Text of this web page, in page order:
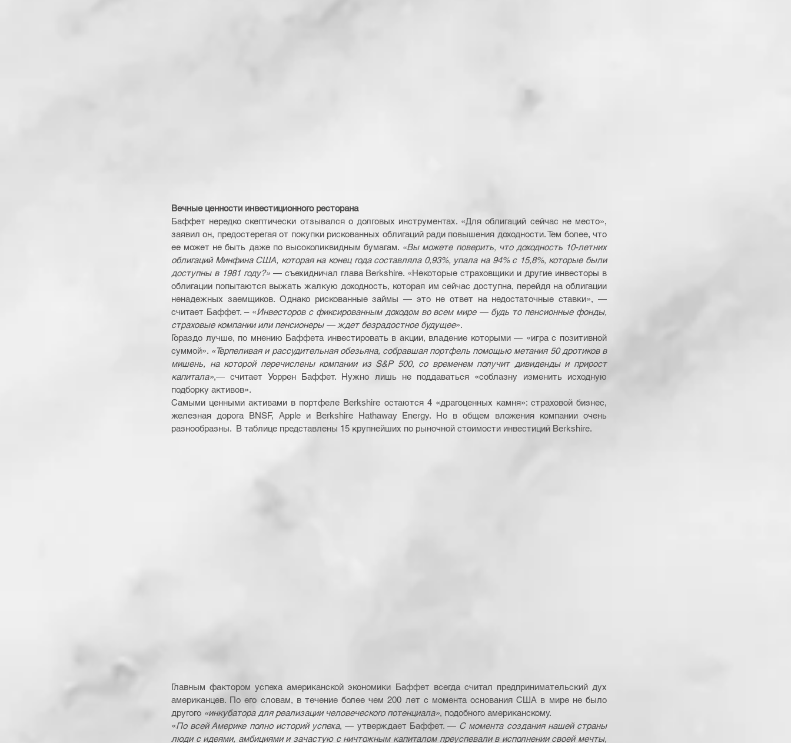
Вечные ценности инвестиционного ресторана
Баффет нередко скептически отзывался о долговых инструментах. «Для облигаций сейчас не место»,
заявил он, предостерегая от покупки рискованных облигаций ради повышения доходности. Тем более, что
ее может не быть даже по высоколиквидным бумагам. «Вы можете поверить, что доходность 10-летних
облигаций Минфина США, которая на конец года составляла 0,93%, упала на 94% с 15,8%, которые были
доступны в 1981 году?» — съехидничал глава Berkshire. «Некоторые страховщики и другие инвесторы в
облигации попытаются выжать жалкую доходность, которая им сейчас доступна, перейдя на облигации
ненадежных заемщиков. Однако рискованные займы — это не ответ на недостаточные ставки», —
считает Баффет. – «Инвесторов с фиксированным доходом во всем мире — будь то пенсионные фонды,
страховые компании или пенсионеры — ждет безрадостное будущее».
Гораздо лучше, по мнению Баффета инвестировать в акции, владение которыми — «игра с позитивной
суммой». «Терпеливая и рассудительная обезьяна, собравшая портфель помощью метания 50 дротиков в
мишень, на которой перечислены компании из S&P 500, со временем получит дивиденды и прирост
капитала»,— считает Уоррен Баффет. Нужно лишь не поддаваться «соблазну изменить исходную
подборку активов».
Самыми ценными активами в портфеле Berkshire остаются 4 «драгоценных камня»: страховой бизнес,
железная дорога BNSF, Apple и Berkshire Hathaway Energy. Но в общем вложения компании очень
разнообразны.  В таблице представлены 15 крупнейших по рыночной стоимости инвестиций Berkshire.
Главным фактором успеха американской экономики Баффет всегда считал предпринимательский дух
американцев. По его словам, в течение более чем 200 лет с момента основания США в мире не было
другого «инкубатора для реализации человеческого потенциала», подобного американскому.
«По всей Америке полно историй успеха, — утверждает Баффет. — С момента создания нашей страны
люди с идеями, амбициями и зачастую с ничтожным капиталом преуспевали в исполнении своей мечты,